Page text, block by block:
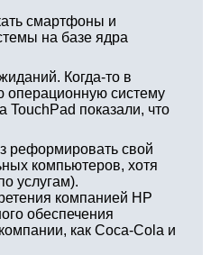
смартфоны и
на базе ядра
Когда-то в
операционную систему
показали, что
реформировать свой
компьютеров, хотя
услугам).
компанией HP
обеспечения
как Coca-Cola и